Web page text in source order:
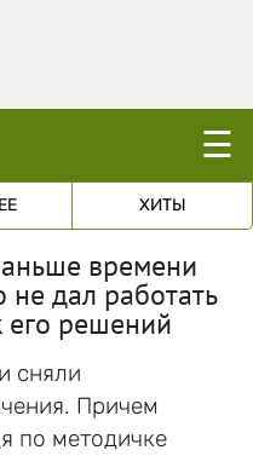
☰
ХИТЫ
времени
дал работать
его решений
сняли
Причем
по методичке